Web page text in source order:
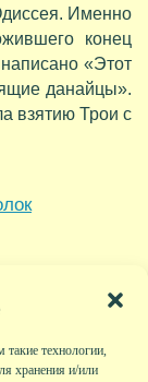
такие технологии,
хранения и/или
Именно
конец
«Этот
данайцы».
взятию Трои с